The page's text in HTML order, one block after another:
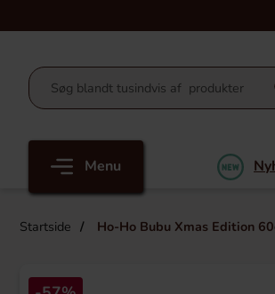
Menu
Startside Ho-Ho Bubu Xmas Edition